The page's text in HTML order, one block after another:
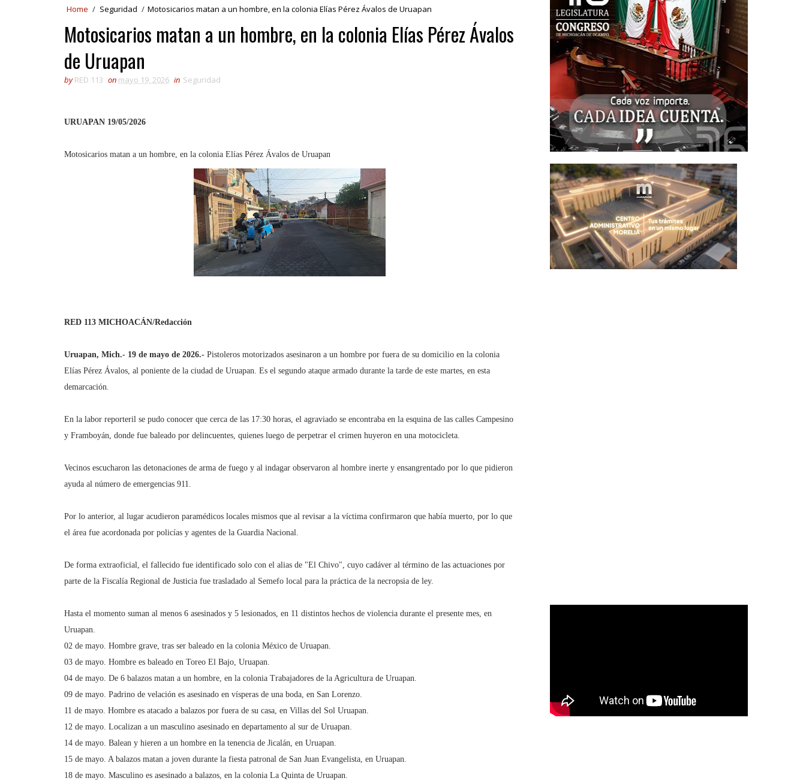
Home / Seguridad / Motosicarios matan a un hombre, en la colonia Elías Pérez Ávalos de Uruapan
Motosicarios matan a un hombre, en la colonia Elías Pérez Ávalos
de Uruapan
by RED 113 on mayo 19, 2026 in Seguridad
URUAPAN 19/05/2026
Motosicarios matan a un hombre, en la colonia Elías Pérez Ávalos de Uruapan
RED 113 MICHOACÁN/Redacción
Uruapan, Mich.- 19 de mayo de 2026.- Pistoleros motorizados asesinaron a un hombre por fuera de su domicilio en la colonia
Elías Pérez Ávalos, al poniente de la ciudad de Uruapan. Es el segundo ataque armado durante la tarde de este martes, en esta
demarcación.
En la labor reporteril se pudo conocer que cerca de las 17:30 horas, el agraviado se encontraba en la esquina de las calles Campesino
y Framboyán, donde fue baleado por delincuentes, quienes luego de perpetrar el crimen huyeron en una motocicleta.
Vecinos escucharon las detonaciones de arma de fuego y al indagar observaron al hombre inerte y ensangrentado por lo que pidieron
ayuda al número de emergencias 911.
Por lo anterior, al lugar acudieron paramédicos locales mismos que al revisar a la víctima confirmaron que había muerto, por lo que
el área fue acordonada por policías y agentes de la Guardia Nacional.
De forma extraoficial, el fallecido fue identificado solo con el alias de "El Chivo", cuyo cadáver al término de las actuaciones por
parte de la Fiscalía Regional de Justicia fue trasladado al Semefo local para la práctica de la necropsia de ley.
Hasta el momento suman al menos 6 asesinados y 5 lesionados, en 11 distintos hechos de violencia durante el presente mes, en
Uruapan.
02 de mayo. Hombre grave, tras ser baleado en la colonia México de Uruapan.
03 de mayo. Hombre es baleado en Toreo El Bajo, Uruapan.
04 de mayo. De 6 balazos matan a un hombre, en la colonia Trabajadores de la Agricultura de Uruapan.
09 de mayo. Padrino de velación es asesinado en vísperas de una boda, en San Lorenzo.
11 de mayo. Hombre es atacado a balazos por fuera de su casa, en Villas del Sol Uruapan.
12 de mayo. Localizan a un masculino asesinado en departamento al sur de Uruapan.
14 de mayo. Balean y hieren a un hombre en la tenencia de Jicalán, en Uruapan.
15 de mayo. A balazos matan a joven durante la fiesta patronal de San Juan Evangelista, en Uruapan.
18 de mayo. Masculino es asesinado a balazos, en la colonia La Quinta de Uruapan.